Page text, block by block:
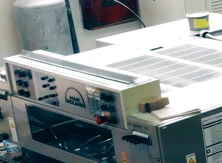
OFSET MAŠINA -
ROLAND 300
Ofset štampa
Ofset štampa je široko rasprostranjena štamparska
tehnika koja se karakteriše indirektnim nanošenjem
boje na papir. Predstavlja kvalitetan izbor za štampu
korporativne i promotivne papirne konfekcije: poslovni
obrasci, memorandumi, fascikle, vizitkarte, sveske,